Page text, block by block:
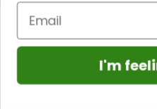
I'm